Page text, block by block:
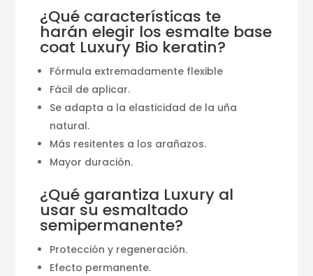
¿Qué características te
harán elegir los esmalte base
coat Luxury Bio keratin?
Fórmula extremadamente flexible
Fácil de aplicar.
Se adapta a la elasticidad de la uña
natural.
Más resitentes a los arañazos.
Mayor duración.
¿Qué garantiza Luxury al
usar su esmaltado
semipermanente?
Protección y regeneración.
Efecto permanente.